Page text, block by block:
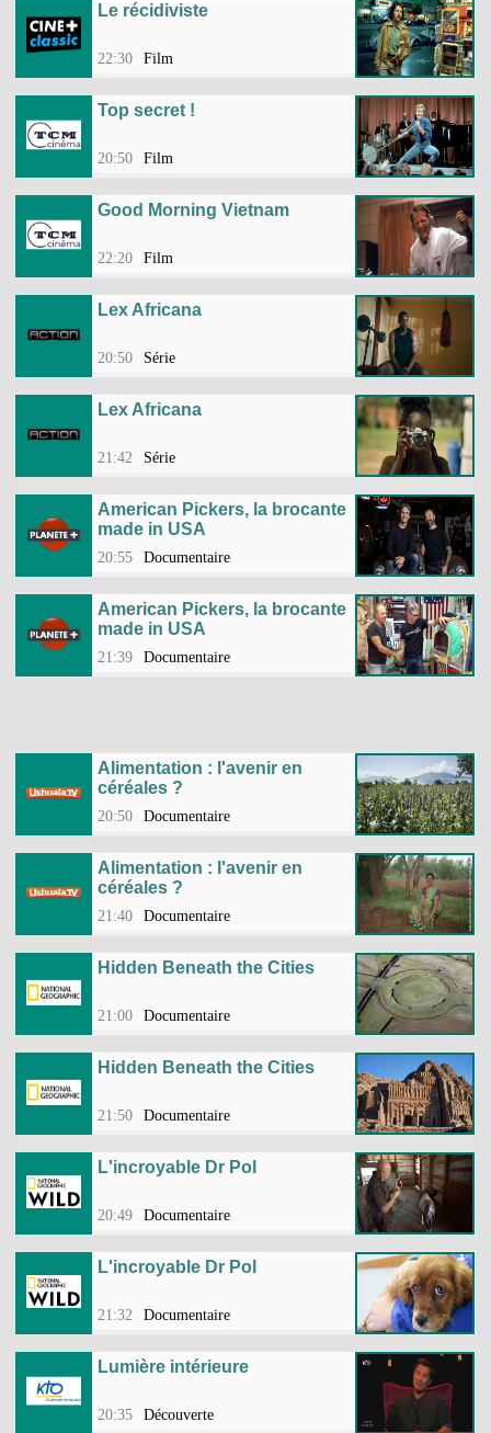
Le récidiviste
22:30 Film
Top secret !
20:50 Film
Good Morning Vietnam
22:20 Film
Lex Africana
20:50 Série
Lex Africana
21:42 Série
American Pickers, la brocante
made in USA
20:55 Documentaire
American Pickers, la brocante
made in USA
21:39 Documentaire
Alimentation : l'avenir en
céréales ?
20:50 Documentaire
Alimentation : l'avenir en
céréales ?
21:40 Documentaire
Hidden Beneath the Cities
21:00 Documentaire
Hidden Beneath the Cities
21:50 Documentaire
L'incroyable Dr Pol
20:49 Documentaire
L'incroyable Dr Pol
21:32 Documentaire
Lumière intérieure
20:35 Découverte